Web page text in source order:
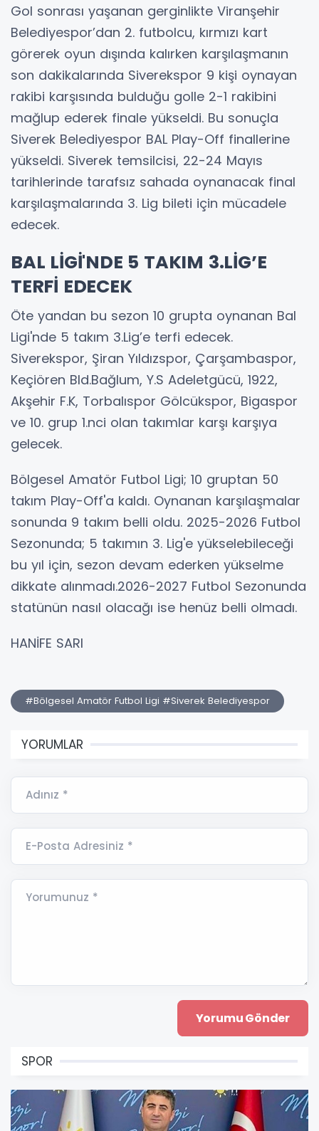
Gol sonrası yaşanan gerginlikte Viranşehir
Belediyespor’dan 2. futbolcu, kırmızı kart
görerek oyun dışında kalırken karşılaşmanın
son dakikalarında Siverekspor 9 kişi oynayan
rakibi karşısında bulduğu golle 2-1 rakibini
mağlup ederek finale yükseldi. Bu sonuçla
Siverek Belediyespor BAL Play-Off finallerine
yükseldi. Siverek temsilcisi, 22-24 Mayıs
tarihlerinde tarafsız sahada oynanacak final
karşılaşmalarında 3. Lig bileti için mücadele
edecek.
BAL LİGİ'NDE 5 TAKIM 3.LİG’E
TERFİ EDECEK
Öte yandan bu sezon 10 grupta oynanan Bal
Ligi'nde 5 takım 3.Lig’e terfi edecek.
Siverekspor, Şiran Yıldızspor, Çarşambaspor,
Keçiören Bld.Bağlum, Y.S Adeletgücü, 1922,
Akşehir F.K, Torbalıspor Gölcükspor, Bigaspor
ve 10. grup 1.nci olan takımlar karşı karşıya
gelecek.
Bölgesel Amatör Futbol Ligi; 10 gruptan 50
takım Play-Off'a kaldı. Oynanan karşılaşmalar
sonunda 9 takım belli oldu. 2025-2026 Futbol
Sezonunda; 5 takımın 3. Lig'e yükselebileceği
bu yıl için, sezon devam ederken yükselme
dikkate alınmadı.2026-2027 Futbol Sezonunda
statünün nasıl olacağı ise henüz belli olmadı.
HANİFE SARI
#Bölgesel Amatör Futbol Ligi #Siverek Belediyespor
YORUMLAR
Adınız *
E-Posta Adresiniz *
Yorumunuz *
SPOR